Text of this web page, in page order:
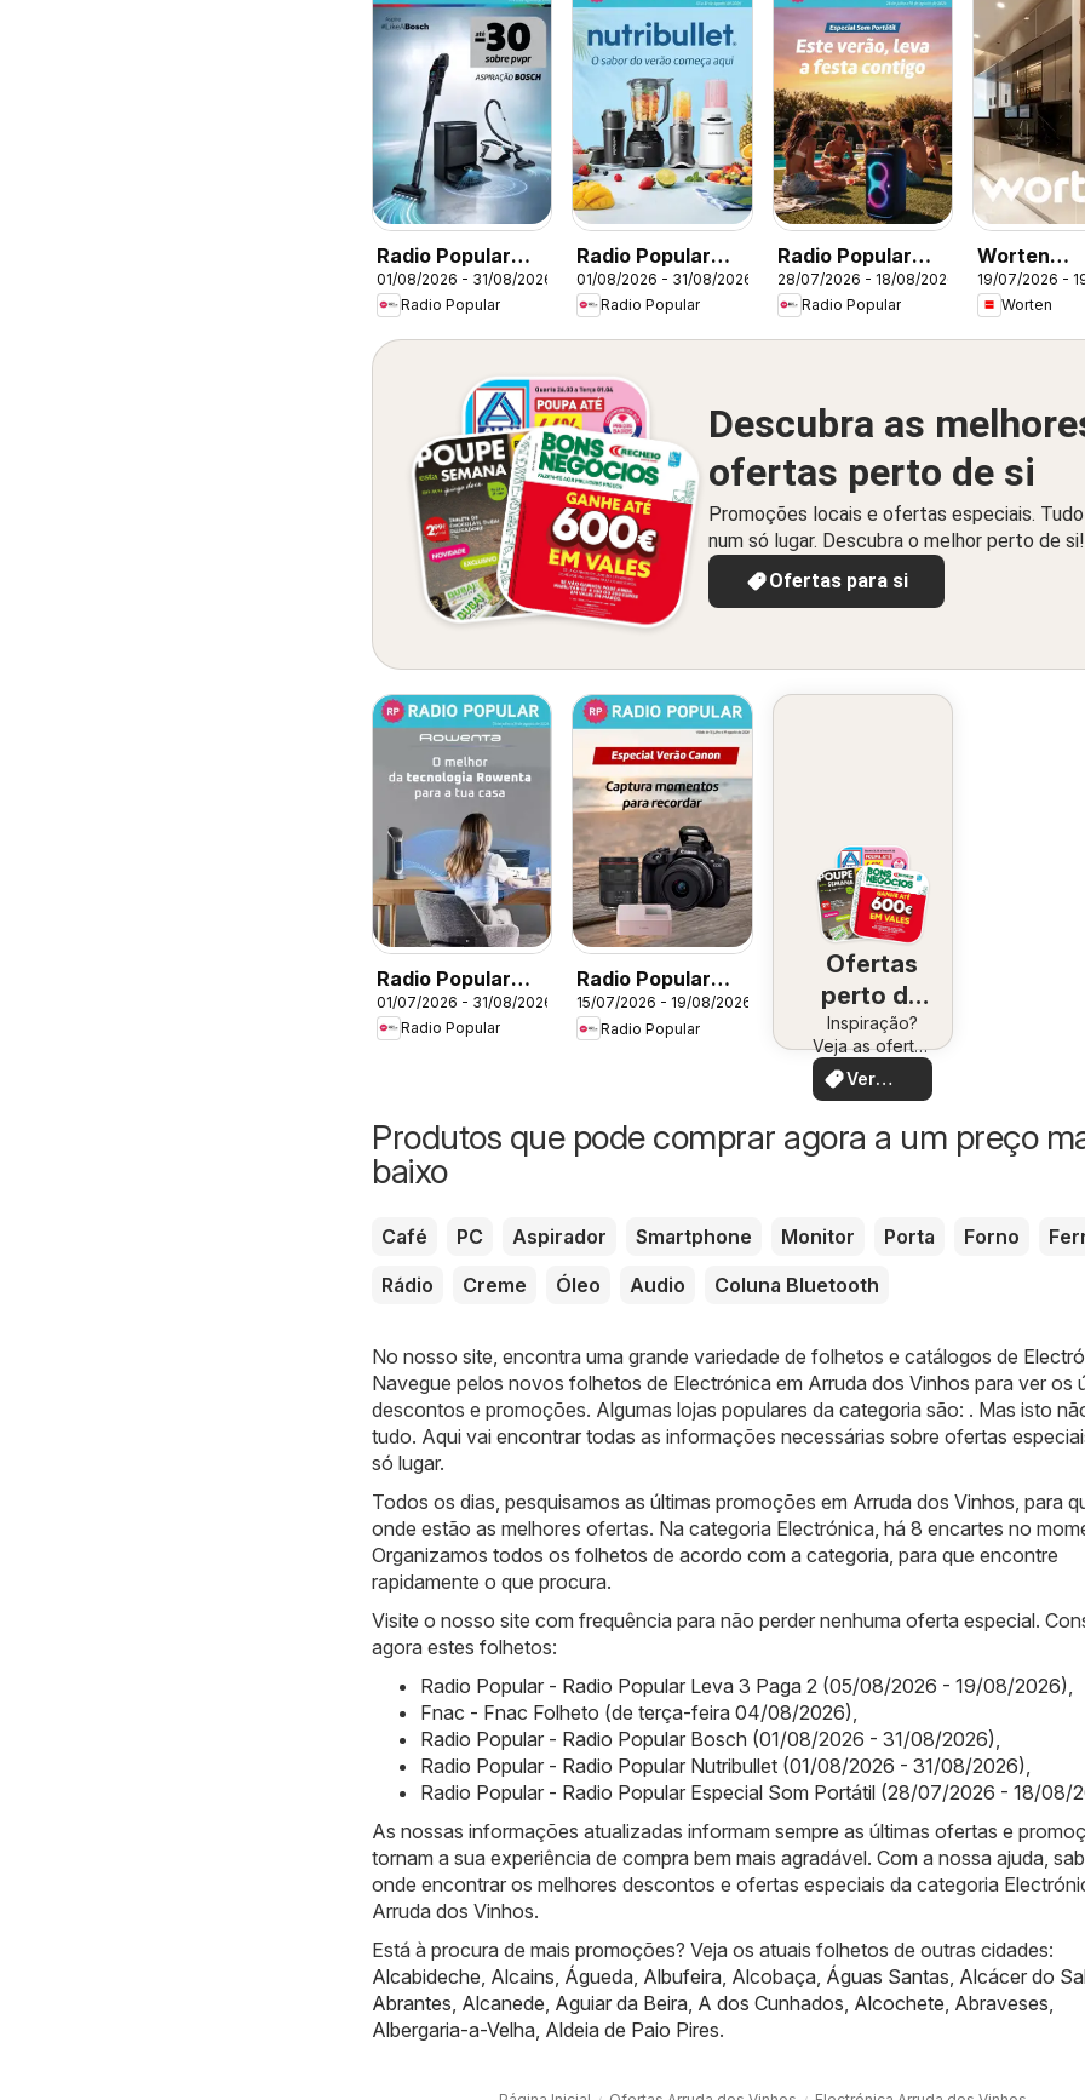
Radio Popular
Bosch
01/08/2026 - 31/08/2026
Radio Popular
Radio Popular
Nutribullet
01/08/2026 - 31/08/2026
Radio Popular
Radio Popular
Especial Som
Portátil
28/07/2026 - 18/08/2026
Radio Popular
Worten
19/07/2026 -
Worten
Descubra as
ofertas perto de si
Promoções locais e ofertas especiais. Tudo
num só lugar. Descubra o melhor perto de si!
Ofertas para si
Radio Popular
Rowenta
01/07/2026 - 31/08/2026
Radio Popular
Radio Popular
Especial Verão
Canon
15/07/2026 - 19/08/2026
Radio Popular
Ofertas
perto de
você
Inspiração?
Veja as ofertas
perto de você!
Ver
ofertas
Produtos que pode comprar agora a um preço
baixo
Café PC Aspirador Smartphone Monitor Porta Forno
Rádio
Creme Óleo Audio Coluna Bluetooth
No nosso site, encontra uma grande variedade de folhetos e catálogos de
Navegue pelos novos folhetos de Electrónica em Arruda dos Vinhos para ver os
descontos e promoções. Algumas lojas populares da categoria são: . Mas isto
tudo. Aqui vai encontrar todas as informações necessárias sobre ofertas
só lugar.
Todos os dias, pesquisamos as últimas promoções em Arruda dos Vinhos, para
onde estão as melhores ofertas. Na categoria Electrónica, há 8 encartes no
Organizamos todos os folhetos de acordo com a categoria, para que encontre
rapidamente o que procura.
Visite o nosso site com frequência para não perder nenhuma oferta especial.
agora estes folhetos:
Radio Popular - Radio Popular Leva 3 Paga 2 (05/08/2026 - 19/08/2026),
Fnac - Fnac Folheto (de terça-feira 04/08/2026),
Radio Popular - Radio Popular Bosch (01/08/2026 - 31/08/2026),
Radio Popular - Radio Popular Nutribullet (01/08/2026 - 31/08/2026),
Radio Popular - Radio Popular Especial Som Portátil (28/07/2026 - 18/08/
As nossas informações atualizadas informam sempre as últimas ofertas e
tornam a sua experiência de compra bem mais agradável. Com a nossa ajuda,
onde encontrar os melhores descontos e ofertas especiais da categoria
Arruda dos Vinhos.
Está à procura de mais promoções? Veja os atuais folhetos de outras cidades:
Alcabideche, Alcains, Águeda, Albufeira, Alcobaça, Águas Santas, Alcácer do
Abrantes, Alcanede, Aguiar da Beira, A dos Cunhados, Alcochete, Abraveses,
Albergaria-a-Velha, Aldeia de Paio Pires.